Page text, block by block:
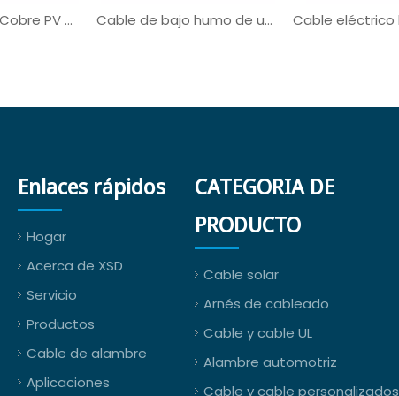
UL3321 UL AWM Cobre PV de cobre con estateado Cable de bajo humo de un solo núcleo UL3321
Enlaces rápidos
Hogar
Acerca de XSD
Servicio
Productos
Cable de alambre
Aplicaciones
CATEGORIA DE
PRODUCTO
Cable solar
Arnés de cableado
Cable y cable UL
Alambre automotriz
Cable y cable personalizados